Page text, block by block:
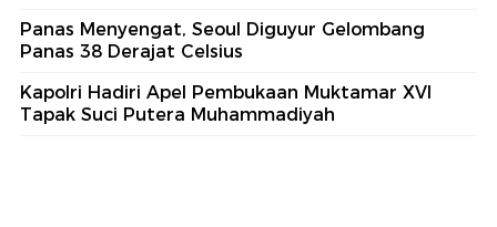
Panas Menyengat, Seoul Diguyur Gelombang
Panas 38 Derajat Celsius
Kapolri Hadiri Apel Pembukaan Muktamar XVI
Tapak Suci Putera Muhammadiyah